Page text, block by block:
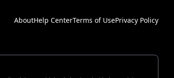
AboutHelp CenterTerms of UsePrivacy Policy